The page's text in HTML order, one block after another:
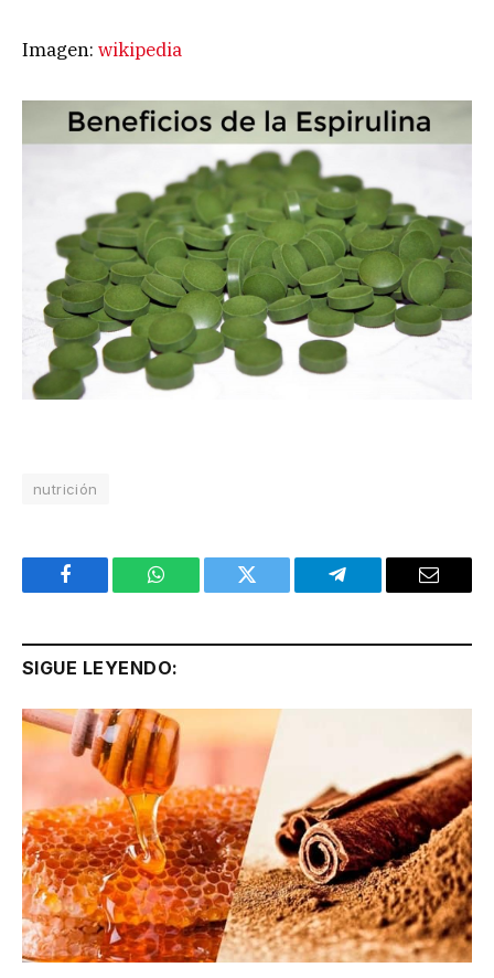
Imagen: wikipedia
nutrición
Facebook WhatsApp Twitter Telegram Email
SIGUE LEYENDO: